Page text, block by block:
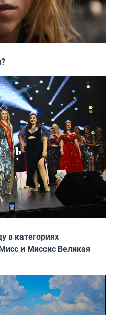
в категориях
и Миссис Великая